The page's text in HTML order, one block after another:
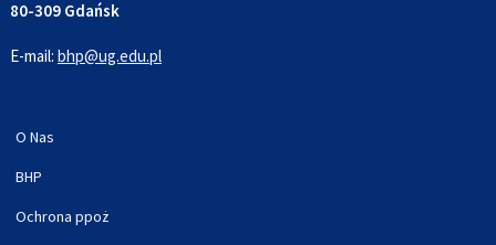
80-309 Gdańsk
E-mail: bhp@ug.edu.pl
O Nas
BHP
Ochrona ppoż